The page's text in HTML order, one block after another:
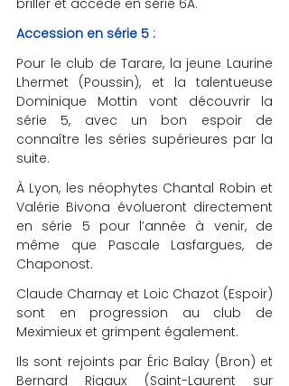
briller et accède en série 6A.
Accession en série 5 :
Pour le club de Tarare, la jeune Laurine
Lhermet (Poussin), et la talentueuse
Dominique Mottin vont découvrir la
série 5, avec un bon espoir de
connaître les séries supérieures par la
suite.
À Lyon, les néophytes Chantal Robin et
Valérie Bivona évolueront directement
en série 5 pour l’année à venir, de
même que Pascale Lasfargues, de
Chaponost.
Claude Charnay et Loic Chazot (Espoir)
sont en progression au club de
Meximieux et grimpent également.
Ils sont rejoints par Éric Balay (Bron) et
Bernard Rigaux (Saint-Laurent sur